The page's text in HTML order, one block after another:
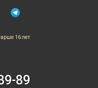
16 лет
89